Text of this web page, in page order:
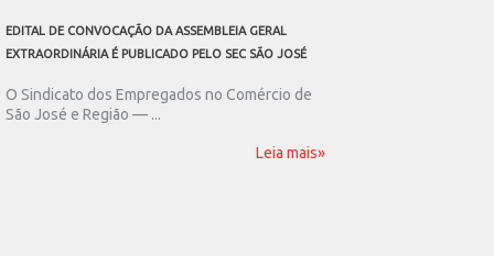
EDITAL DE CONVOCAÇÃO DA ASSEMBLEIA GERAL
EXTRAORDINÁRIA É PUBLICADO PELO SEC SÃO JOSÉ
O Sindicato dos Empregados no Comércio de
São José e Região — ...
Leia mais»